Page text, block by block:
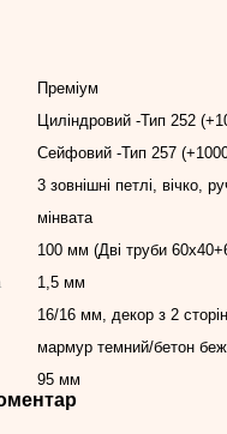
Преміум
Циліндровий -Тип 252
Сейфовий -Тип 257
3 зовнішні петлі, вічко,
мінвата
100 мм (Дві труби
1,5 мм
16/16 мм, декор з 2 сторін
мармур темний/бетон
95 мм